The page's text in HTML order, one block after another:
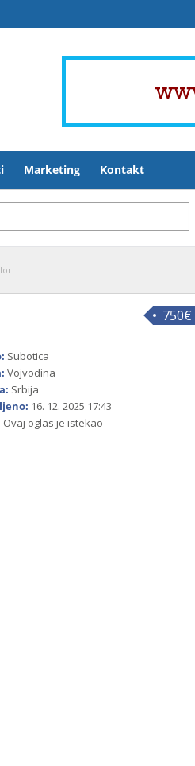
Marketing Kontakt
750€
Subotica
Vojvodina
Srbija
16. 12. 2025 17:43
Ovaj oglas je istekao